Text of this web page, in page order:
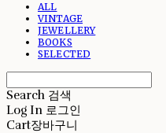
ALL
VINTAGE
JEWELLERY
BOOKS
SELECTED
Search 검색
Log In 로그인
Cart장바구니